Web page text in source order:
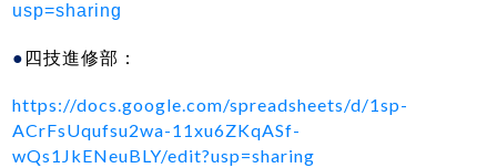
usp=sharing
● 四技進修部：
https://docs.google.com/spreadsheets/d/1sp-
ACrFsUqufsu2wa-11xu6ZKqASf-
wQs1JkENeuBLY/edit?usp=sharing